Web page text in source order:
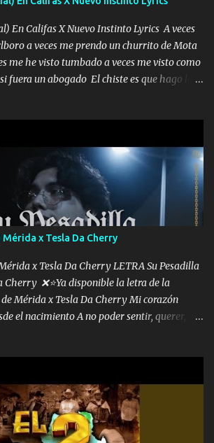
En Califas X Nuevo Instinto Lyrics A veces
a veces me prendo un churrito de Mota
me he visto tumbado a veces me visto como
fuera un abogado El chiste es que hago lo
verte subir de level trucha mis plebes Música
sombrero a veces me ven la cachucha de lado
en alto A veces me fajó una super o a veces
armado todas las generaciones yo
hago lo que quiero pues así soy me mandó
yo les paro el dedo soy hocicon un
Que Les importa no saben nada falsas
hay gente corriente no quieren ve...
x Tesla Da Cherry
x Tesla Da Cherry LETRA Su Pesadilla
Cherry ❌⭐Ya disponible la letra de la
Mérida x Tesla Da Cherry Mi corazón
el nacimiento A no poder sentir, querer,
Porque ahora soy su pesadilla, lo sé
no lo niegues Tengo de rodillas a otras
no me detienen Soy yo la mente que
mi la vida es tan sencilla No lo entenderías en